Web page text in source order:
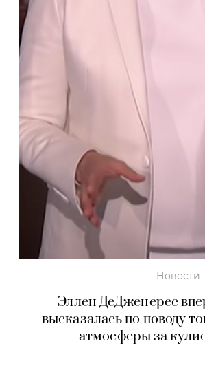
Новости
Эллен ДеДженерес
высказалась по поводу
атмосферы за